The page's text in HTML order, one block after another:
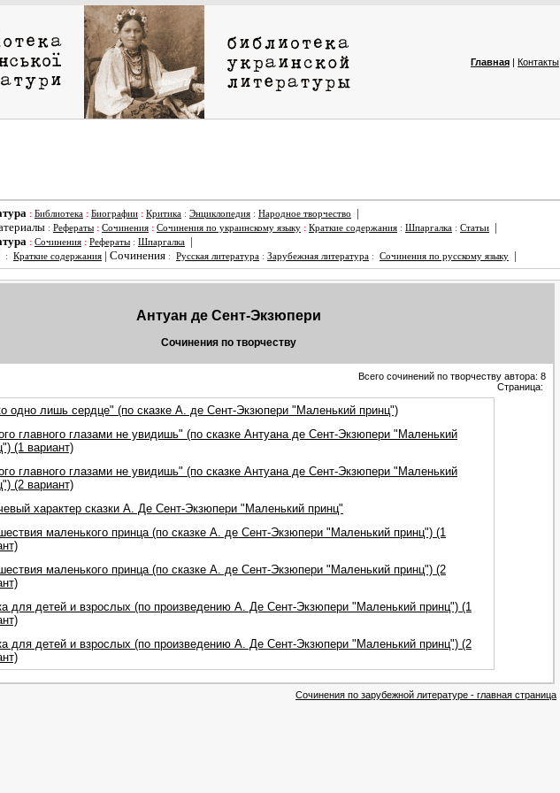
Главная | Контакты
: Библиотека : Биографии : Критика : Энциклопедия : Народное творчество
|
: Рефераты : Сочинения : Сочинения по украинскому языку : Краткие содержания : Шпаргалка : Статьи
|
: Сочинения : Рефераты : Шпаргалка
|
: Краткие содержания | Сочинения : Русская литература : Зарубежная литература : Сочинения по русскому языку |
Антуан де Сент-Экзюпери
Сочинения по творчеству
Всего сочинений по творчеству автора: 8
Страница:
одно лишь сердце" (по сказке А. де Сент-Экзюпери "Маленький принц")
главного глазами не увидишь" (по сказке Антуана де Сент-Экзюпери "Маленький
(1 вариант)
главного глазами не увидишь" (по сказке Антуана де Сент-Экзюпери "Маленький
(2 вариант)
характер сказки А. Де Сент-Экзюпери "Маленький принц"
маленького принца (по сказке А. де Сент-Экзюпери "Маленький принц") (1
маленького принца (по сказке А. де Сент-Экзюпери "Маленький принц") (2
для детей и взрослых (по произведению А. Де Сент-Экзюпери "Маленький принц") (1
для детей и взрослых (по произведению А. Де Сент-Экзюпери "Маленький принц") (2
Сочинения по зарубежной литературе - главная страница